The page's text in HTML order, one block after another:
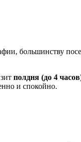
большинству
полдня (до 4
и спокойно.